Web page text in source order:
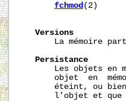
fchmod (2)
Versions
La mémoire
Persistance
Les objets en
objet  en
éteint, ou
l’objet et